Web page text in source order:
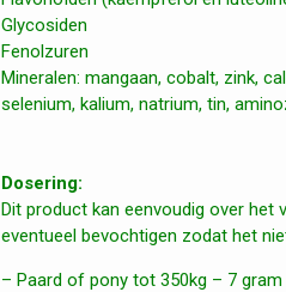
Glycosiden
Fenolzuren
Mineralen: mangaan, cobalt, zink,
selenium, kalium, natrium, tin,
Dosering:
Dit product kan eenvoudig over het
eventueel bevochtigen zodat het
– Paard of pony tot 350kg – 7